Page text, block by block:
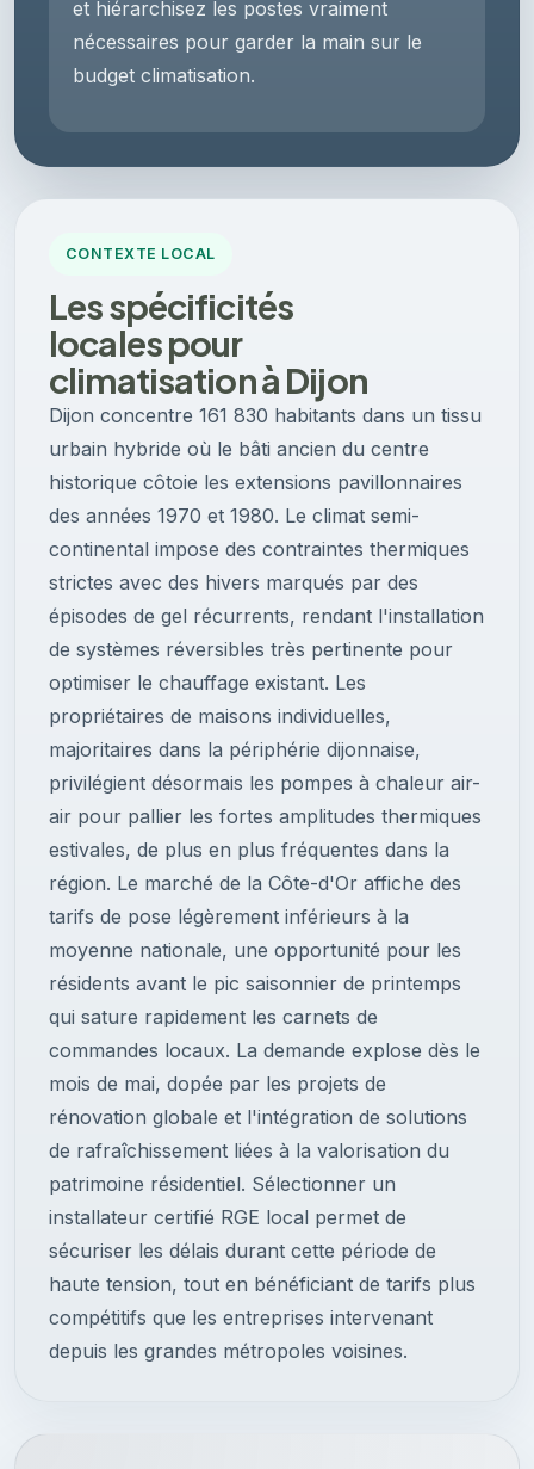
et hiérarchisez les postes vraiment
nécessaires pour garder la main sur le
budget climatisation.
CONTEXTE LOCAL
Les spécificités
locales pour
climatisation à Dijon
Dijon concentre 161 830 habitants dans un tissu
urbain hybride où le bâti ancien du centre
historique côtoie les extensions pavillonnaires
des années 1970 et 1980. Le climat semi-
continental impose des contraintes thermiques
strictes avec des hivers marqués par des
épisodes de gel récurrents, rendant l'installation
de systèmes réversibles très pertinente pour
optimiser le chauffage existant. Les
propriétaires de maisons individuelles,
majoritaires dans la périphérie dijonnaise,
privilégient désormais les pompes à chaleur air-
air pour pallier les fortes amplitudes thermiques
estivales, de plus en plus fréquentes dans la
région. Le marché de la Côte-d'Or affiche des
tarifs de pose légèrement inférieurs à la
moyenne nationale, une opportunité pour les
résidents avant le pic saisonnier de printemps
qui sature rapidement les carnets de
commandes locaux. La demande explose dès le
mois de mai, dopée par les projets de
rénovation globale et l'intégration de solutions
de rafraîchissement liées à la valorisation du
patrimoine résidentiel. Sélectionner un
installateur certifié RGE local permet de
sécuriser les délais durant cette période de
haute tension, tout en bénéficiant de tarifs plus
compétitifs que les entreprises intervenant
depuis les grandes métropoles voisines.